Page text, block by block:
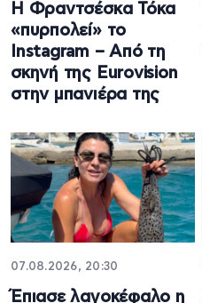
Η Φραντσέσκα Τόκα
«πυρπολεί» το
Instagram – Από τη
σκηνή της Eurovision
στην μπανιέρα της
07.08.2026, 20:30
Έπιασε λαγοκέφαλο η